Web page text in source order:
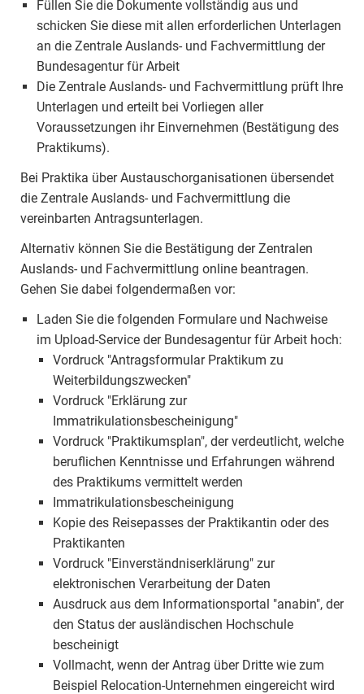
Füllen Sie die Dokumente vollständig aus und
schicken Sie diese mit allen erforderlichen Unterlagen
an die Zentrale Auslands- und Fachvermittlung der
Bundesagentur für Arbeit
Die Zentrale Auslands- und Fachvermittlung prüft Ihre
Unterlagen und erteilt bei Vorliegen aller
Voraussetzungen ihr Einvernehmen (Bestätigung des
Praktikums).
Bei Praktika über Austauschorganisationen übersendet
die Zentrale Auslands- und Fachvermittlung die
vereinbarten Antragsunterlagen.
Alternativ können Sie die Bestätigung der Zentralen
Auslands- und Fachvermittlung online beantragen.
Gehen Sie dabei folgendermaßen vor:
Laden Sie die folgenden Formulare und Nachweise
im Upload-Service der Bundesagentur für Arbeit hoch:
Vordruck "Antragsformular Praktikum zu
Weiterbildungszwecken"
Vordruck "Erklärung zur
Immatrikulationsbescheinigung"
Vordruck "Praktikumsplan", der verdeutlicht, welche
beruflichen Kenntnisse und Erfahrungen während
des Praktikums vermittelt werden
Immatrikulationsbescheinigung
Kopie des Reisepasses der Praktikantin oder des
Praktikanten
Vordruck "Einverständniserklärung" zur
elektronischen Verarbeitung der Daten
Ausdruck aus dem Informationsportal "anabin", der
den Status der ausländischen Hochschule
bescheinigt
Vollmacht, wenn der Antrag über Dritte wie zum
Beispiel Relocation-Unternehmen eingereicht wird